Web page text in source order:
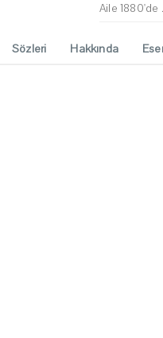
Aile 1880'de
Sözleri Hakkında